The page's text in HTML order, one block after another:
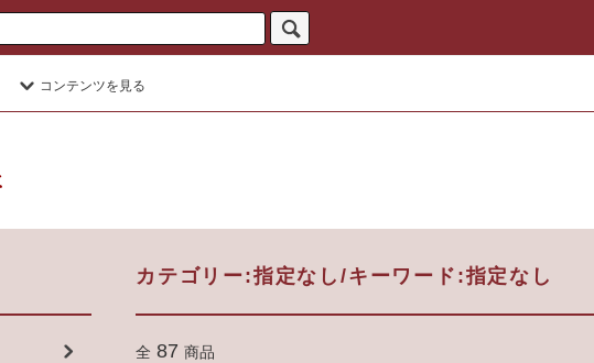
コンテンツを見る
カテゴリー:指定なし/キーワード:指定なし
全 87 商品